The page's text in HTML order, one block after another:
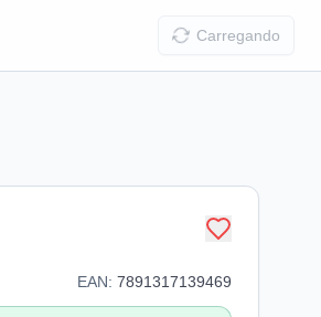
Carregando
EAN: 7891317139469